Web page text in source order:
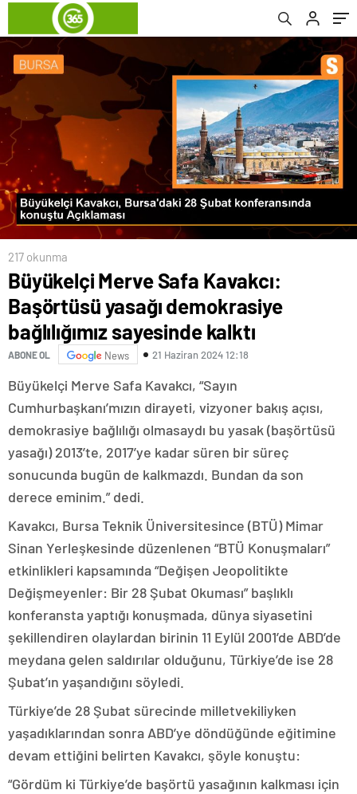
kalktı
217 okunma
Büyükelçi Merve Safa Kavakcı:
Başörtüsü yasağı demokrasiye
bağlılığımız sayesinde kalktı
ABONE OL News 21 Haziran 2024 12:18
Büyükelçi Merve Safa Kavakcı, “Sayın
Cumhurbaşkanı’mızın dirayeti, vizyoner bakış açısı,
demokrasiye bağlılığı olmasaydı bu yasak (başörtüsü
yasağı) 2013’te, 2017’ye kadar süren bir süreç
sonucunda bugün de kalkmazdı. Bundan da son
derece eminim.” dedi.
Kavakcı, Bursa Teknik Üniversitesince (BTÜ) Mimar
Sinan Yerleşkesinde düzenlenen “BTÜ Konuşmaları”
etkinlikleri kapsamında “Değişen Jeopolitikte
Değişmeyenler: Bir 28 Şubat Okuması” başlıklı
konferansta yaptığı konuşmada, dünya siyasetini
şekillendiren olaylardan birinin 11 Eylül 2001’de ABD’de
meydana gelen saldırılar olduğunu, Türkiye’de ise 28
Şubat’ın yaşandığını söyledi.
Türkiye’de 28 Şubat sürecinde milletvekiliyken
yaşadıklarından sonra ABD’ye döndüğünde eğitimine
devam ettiğini belirten Kavakcı, şöyle konuştu:
“Gördüm ki Türkiye’de başörtü yasağının kalkması için